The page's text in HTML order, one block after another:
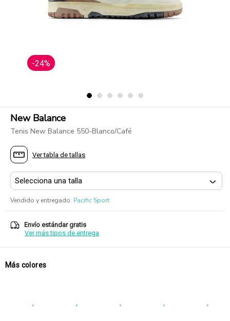
-24%
New Balance
Tenis New Balance 550-Blanco/Café
Ver tabla de tallas
Vendido y entregado: Pacific Sport
Envío estándar gratis
Ver más tipos de entrega
Más colores